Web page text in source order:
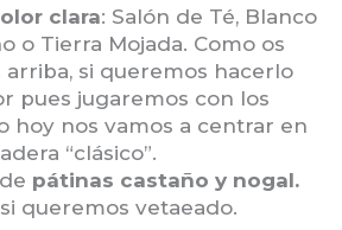
clara: Salón de Té, Blanco
o Tierra Mojada. Como os
arriba, si queremos hacerlo
pues jugaremos con los
hoy nos vamos a centrar en
“clásico”.
pátinas castaño y nogal.
si queremos vetaeado.